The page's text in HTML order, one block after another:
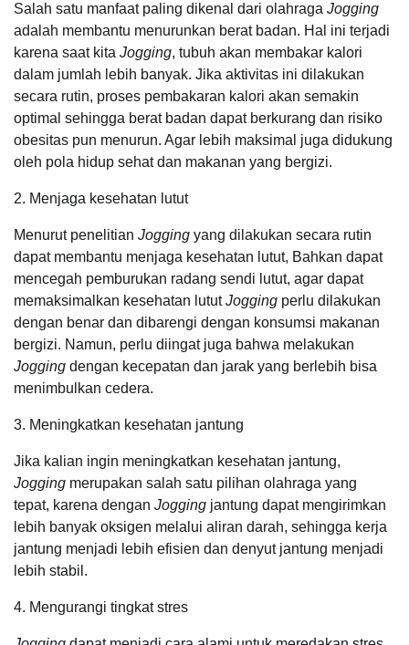
Salah satu manfaat paling dikenal dari olahraga Jogging
adalah membantu menurunkan berat badan. Hal ini terjadi
karena saat kita Jogging, tubuh akan membakar kalori
dalam jumlah lebih banyak. Jika aktivitas ini dilakukan
secara rutin, proses pembakaran kalori akan semakin
optimal sehingga berat badan dapat berkurang dan risiko
obesitas pun menurun. Agar lebih maksimal juga didukung
oleh pola hidup sehat dan makanan yang bergizi.
2. Menjaga kesehatan lutut
Menurut penelitian Jogging yang dilakukan secara rutin
dapat membantu menjaga kesehatan lutut, Bahkan dapat
mencegah pemburukan radang sendi lutut, agar dapat
memaksimalkan kesehatan lututJogging perlu dilakukan
dengan benar dan dibarengi dengan konsumsi makanan
bergizi. Namun, perlu diingat juga bahwa melakukan
Jogging dengan kecepatan dan jarak yang berlebih bisa
menimbulkan cedera.
3. Meningkatkan kesehatan jantung
Jika kalian ingin meningkatkan kesehatan jantung,
Jogging merupakan salah satu pilihan olahraga yang
tepat, karena dengan Jogging jantung dapat mengirimkan
lebih banyak oksigen melalui aliran darah, sehingga kerja
jantung menjadi lebih efisien dan denyut jantung menjadi
lebih stabil.
4. Mengurangi tingkat stres